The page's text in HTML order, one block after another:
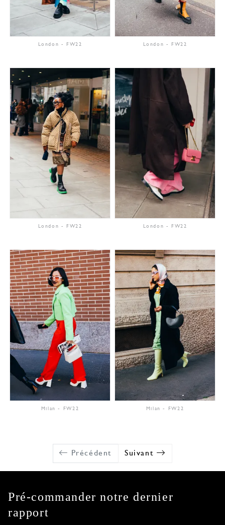
London - FW22 London - FW22
London - FW22 London - FW22
Milan - FW22 Milan - FW22
Précédent Suivant
Pré-commander notre dernier
rapport